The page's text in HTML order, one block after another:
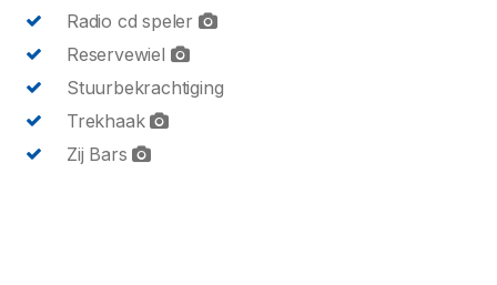
Radio cd speler
Reservewiel
Stuurbekrachtiging
Trekhaak
Zij Bars